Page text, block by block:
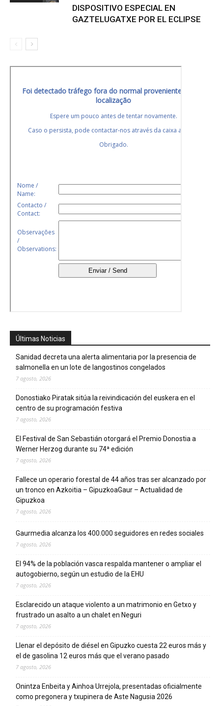
DISPOSITIVO ESPECIAL EN
GAZTELUGATXE POR EL ECLIPSE
Últimas Noticias
Sanidad decreta una alerta alimentaria por la presencia de
salmonella en un lote de langostinos congelados
7 agosto, 2026
Donostiako Piratak sitúa la reivindicación del euskera en el
centro de su programación festiva
7 agosto, 2026
El Festival de San Sebastián otorgará el Premio Donostia a
Werner Herzog durante su 74ª edición
7 agosto, 2026
Fallece un operario forestal de 44 años tras ser alcanzado por
un tronco en Azkoitia – GipuzkoaGaur – Actualidad de
Gipuzkoa
7 agosto, 2026
Gaurmedia alcanza los 400.000 seguidores en redes sociales
7 agosto, 2026
El 94% de la población vasca respalda mantener o ampliar el
autogobierno, según un estudio de la EHU
7 agosto, 2026
Esclarecido un ataque violento a un matrimonio en Getxo y
frustrado un asalto a un chalet en Neguri
7 agosto, 2026
Llenar el depósito de diésel en Gipuzko cuesta 22 euros más y
el de gasolina 12 euros más que el verano pasado
7 agosto, 2026
Onintza Enbeita y Ainhoa Urrejola, presentadas oficialmente
como pregonera y txupinera de Aste Nagusia 2026